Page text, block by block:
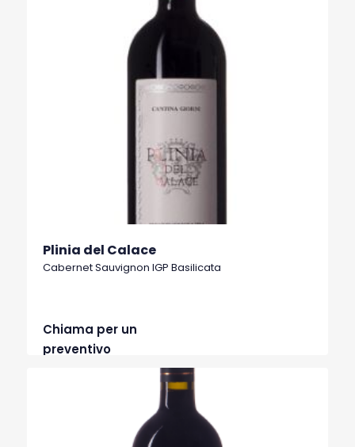
Plinia del Calace
Cabernet Sauvignon IGP Basilicata
Chiama per un
preventivo